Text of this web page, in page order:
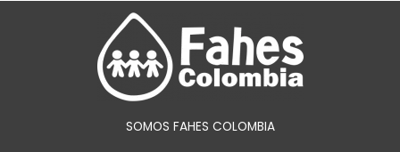
SOMOS FAHES COLOMBIA